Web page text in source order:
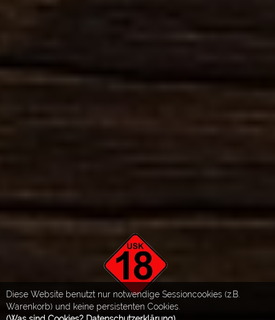
Diese Website benutzt nur notwendige Sessioncookies (z.B.
Warenkorb) und keine persistenten Cookies.